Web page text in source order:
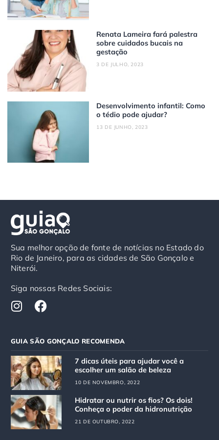
Renata Lameira fará palestra
sobre cuidados bucais na
gestação
3 DE JULHO, 2023
Desenvolvimento infantil: Como
o tédio pode ajudar?
13 DE JUNHO, 2023
Sua melhor opção de fonte de notícias no Estado do
Rio de Janeiro, para as cidades de São Gonçalo e
Niterói.
Siga nossas Redes Sociais:
I
n
t
a
g
r
a
m
F
a
e
b
o
o
k
GUIA SÃO GONÇALO RECOMENDA
7 dicas úteis para ajudar você a
escolher um salão de beleza
10 DE NOVEMBRO, 2022
Hidratar ou nutrir os fios? Os dois!
Conheça o poder da hidronutrição
21 DE OUTUBRO, 2022